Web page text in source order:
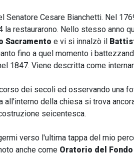
Cesare Bianchetti. Nel
la restaurarono. Nello stesso anno
Sacramento e vi si innalzò il
fino a quel momento i
1847. Viene descritta come
dei secoli ed osservando una
all'interno della chiesa si trova
seicentesca.
verso l'ultima tappa del mio
anche come Oratorio del Fondo